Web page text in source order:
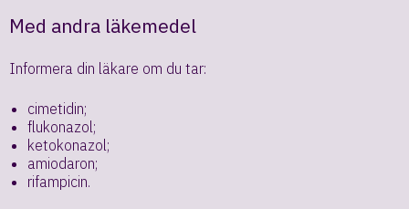
Med andra läkemedel
Informera din läkare om du tar:
cimetidin;
flukonazol;
ketokonazol;
amiodaron;
rifampicin.